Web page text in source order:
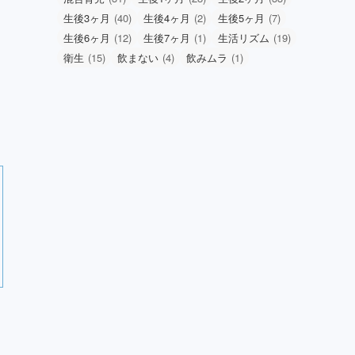
生後3ヶ月 (40) 生後4ヶ月 (2) 生後5ヶ月 (7)
生後6ヶ月 (12) 生後7ヶ月 (1) 生活リズム (19)
衛生 (15) 飲まない (4) 飲みムラ (1)